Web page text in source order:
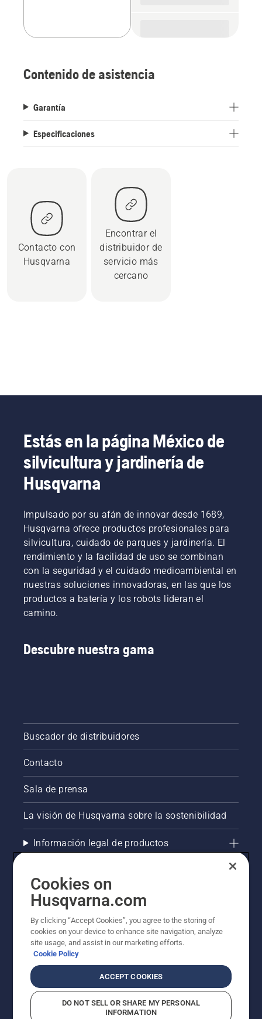
Contenido de asistencia
Garantía
Especificaciones
Contacto con
Husqvarna
Encontrar el
distribuidor de
servicio más
cercano
Estás en la página México de
silvicultura y jardinería de
Husqvarna
Impulsado por su afán de innovar desde 1689,
Husqvarna ofrece productos profesionales para
silvicultura, cuidado de parques y jardinería. El
rendimiento y la facilidad de uso se combinan
con la seguridad y el cuidado medioambiental en
nuestras soluciones innovadoras, en las que los
productos a batería y los robots lideran el
camino.
Descubre nuestra gama
Buscador de distribuidores
Contacto
Sala de prensa
La visión de Husqvarna sobre la sostenibilidad
Información legal de productos
AlertLine/Canal de Denúncias
Cookies on
Husqvarna.com
By clicking “Accept Cookies”, you agree to the storing of
cookies on your device to enhance site navigation, analyze
site usage, and assist in our marketing efforts.
Cookie Policy
ACCEPT COOKIES
DO NOT SELL OR SHARE MY PERSONAL
INFORMATION